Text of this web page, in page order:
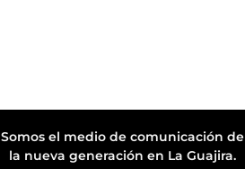
Somos el medio de comunicación de
la nueva generación en La Guajira.